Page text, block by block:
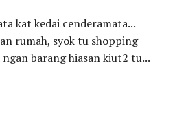
kat kedai cenderamata...
rumah, syok tu shopping
barang hiasan kiut2 tu...